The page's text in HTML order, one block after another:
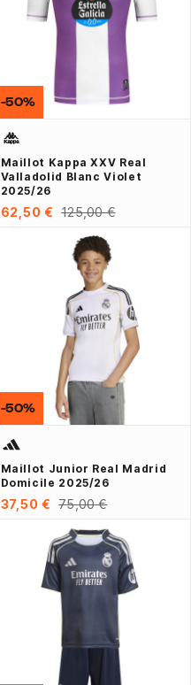
Maillot Kappa XXV Real
Valladolid Blanc Violet
2025/26
62,50 € 125,00 €
-50%
Maillot Junior Real Madrid
Domicile 2025/26
37,50 € 75,00 €
-50%